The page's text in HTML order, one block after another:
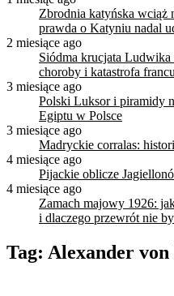
Zbrodnia katyńska wciąż
prawda o Katyniu nadal
2 miesiące ago
Siódma krucjata Ludwika
choroby i katastrofa
3 miesiące ago
Polski Luksor i piramidy
Egiptu w Polsce
3 miesiące ago
Madryckie corralas:
4 miesiące ago
Pijackie oblicze
4 miesiące ago
Zamach majowy 1926:
i dlaczego przewrót nie
Tag: Alexander